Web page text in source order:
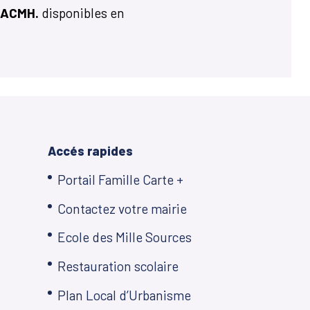
disponibles en
Accés rapides
Portail Famille Carte +
Contactez votre mairie
Ecole des Mille Sources
Restauration scolaire
Plan Local d’Urbanisme